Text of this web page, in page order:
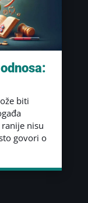
biti
nisu
govori o